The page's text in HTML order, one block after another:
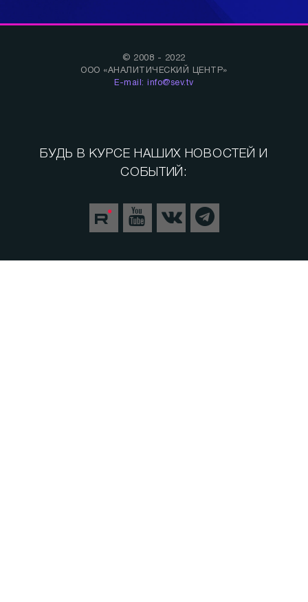
© 2008 - 2022
ООО «АНАЛИТИЧЕСКИЙ ЦЕНТР»
E-mail: info@sev.tv
БУДЬ В КУРСЕ НАШИХ НОВОСТЕЙ И
СОБЫТИЙ: